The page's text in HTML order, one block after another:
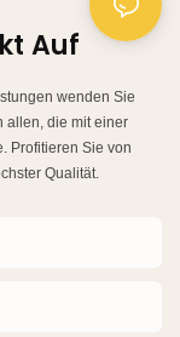
Auf
wenden Sie
allen, die mit einer
Profitieren Sie von
Qualität.